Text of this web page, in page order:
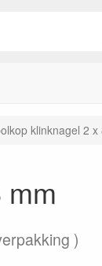
klinknagel 2 x
)